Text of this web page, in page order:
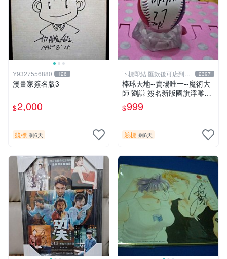
Y9327556880 126
漫畫家簽名版3
$2,000
競標 剩6天
下標即結.匯款後可店到店
關於我
2397
棒球天地--賣場唯一--魔術大
師 劉謙 簽名新版國旗浮雕球.
字跡漂亮
$999
競標 剩6天